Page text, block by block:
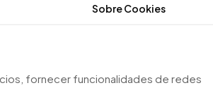
SobreCookies
fornecer funcionalidades de redes